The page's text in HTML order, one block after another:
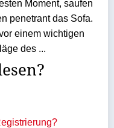
Moment, saufen
pene­trant das Sofa.
einem wichtigen
des ...